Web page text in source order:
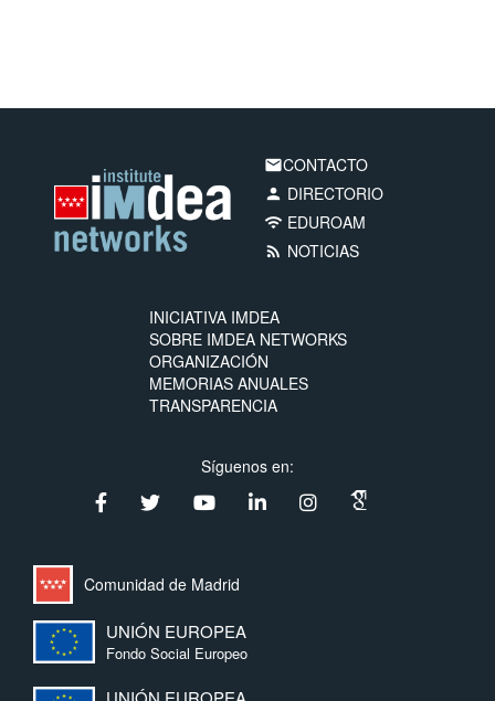
emailCONTACTO
person DIRECTORIO
wifi EDUROAM
rss_feed NOTICIAS
INICIATIVA IMDEA
SOBRE IMDEA NETWORKS
ORGANIZACIÓN
MEMORIAS ANUALES
TRANSPARENCIA
Síguenos en:
Comunidad de Madrid
UNIÓN EUROPEA
Fondo Social Europeo